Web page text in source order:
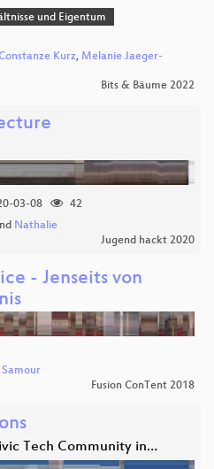
und Eigentum
Kurz, Melanie Jaeger-
Bits & Bäume 2022
03-08
42
Nathalie
Jugend hackt 2020
- Jenseits von
Fusion ConTent 2018
Tech Community in…